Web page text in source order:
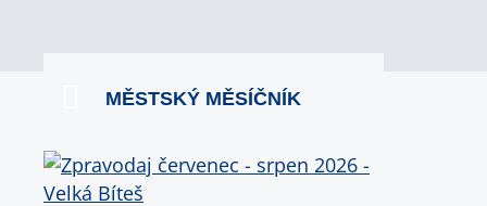
MĚSTSKÝ MĚSÍČNÍK